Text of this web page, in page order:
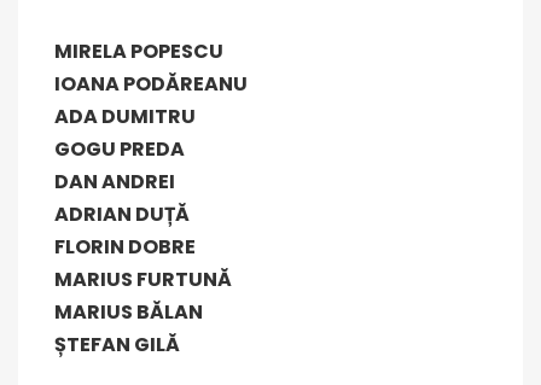
MIRELA POPESCU
IOANA PODĂREANU
ADA DUMITRU
GOGU PREDA
DAN ANDREI
ADRIAN DUȚĂ
FLORIN DOBRE
MARIUS FURTUNĂ
MARIUS BĂLAN
ȘTEFAN GILĂ